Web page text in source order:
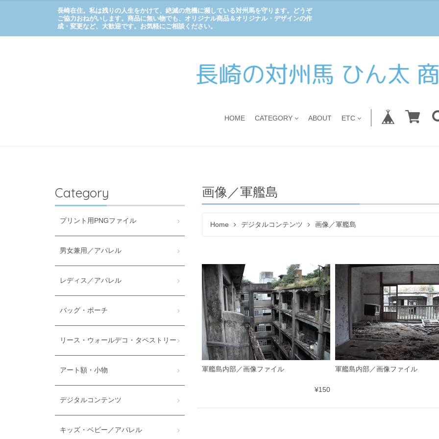
長崎在住。私は残りの人生をかけて、絶滅の危機に瀕している対州馬を守ります。どうぞ
ご協力おねがいします。商品に無い物でも、オリジナル商品＆オリジナル・デザインの作
成・変更など、大歓迎です。お気軽にご相談ください。
HOME CATEGORY ABOUT ETC
画像／軍艦島
Home デジタルコンテンツ 画像／軍艦島
軍艦島内部／画像ファイル
¥150
軍艦島内部／画像ファイル
Category
プリント用PNGファイル
男女兼用／アパレル
レディス／アパレル
バッグ・ポーチ
リース・ウォールデコ・タペストリー
アート額・小物
デジタルコンテンツ
キッズ・ベビー／アパレル